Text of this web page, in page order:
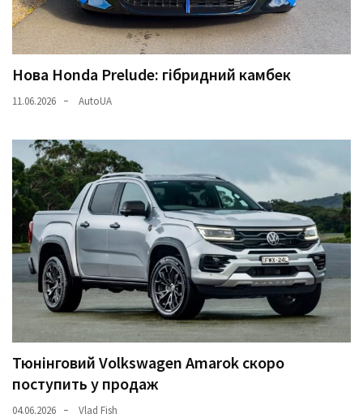
Нова Honda Prelude: гібридний камбек
11.06.2026 AutoUA
Тюнінговий Volkswagen Amarok скоро
поступить у продаж
04.06.2026 Vlad Fish